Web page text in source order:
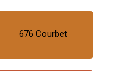
676 Courbet